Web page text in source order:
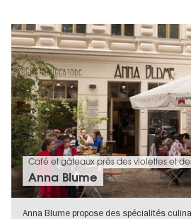
Café et gâteaux près des violettes et
Anna Blume
Anna Blume propose des spécialités